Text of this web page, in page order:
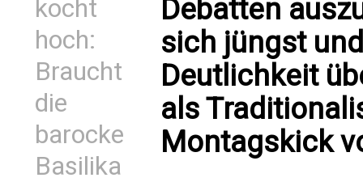
kocht
hoch:
Braucht
die
barocke
Basilika
Debatten
sich jüngst
Deutlichkeit
als
Montagskick